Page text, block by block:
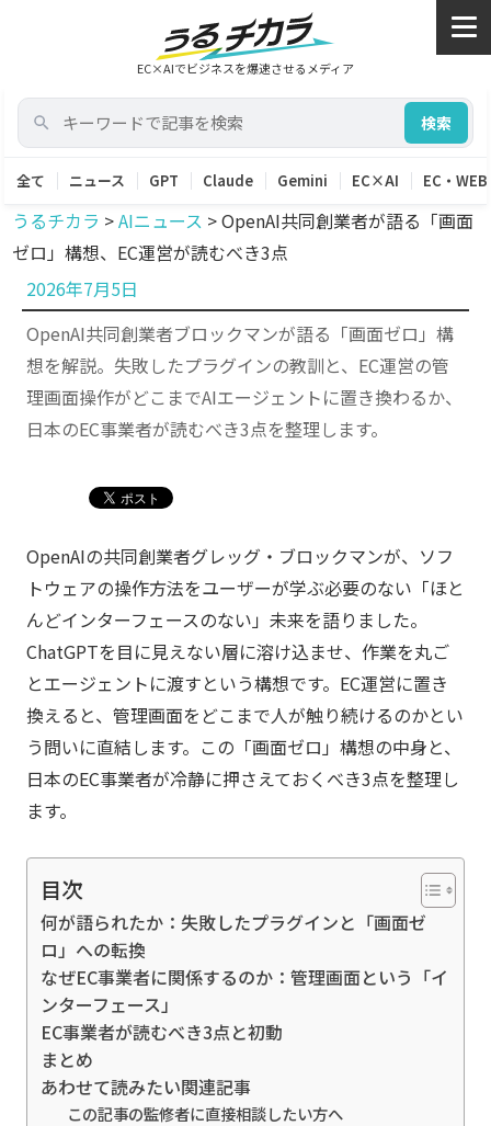
EC×AIでビジネスを爆速させるメディア
検索
全て ニュース GPT Claude Gemini EC×AI EC・WEB
うるチカラ >AIニュース >OpenAI共同創業者が語る「画面
ゼロ」構想、EC運営が読むべき3点
OpenAI共同創業者ブロックマンが語る「画面ゼロ」構
想を解説。失敗したプラグインの教訓と、EC運営の管
理画面操作がどこまでAIエージェントに置き換わるか、
日本のEC事業者が読むべき3点を整理します。
投
稿
日:
2026年7月5日
OpenAIの共同創業者グレッグ・ブロックマンが、ソフ
トウェアの操作方法をユーザーが学ぶ必要のない「ほと
んどインターフェースのない」未来を語りました。
ChatGPTを目に見えない層に溶け込ませ、作業を丸ご
とエージェントに渡すという構想です。EC運営に置き
換えると、管理画面をどこまで人が触り続けるのかとい
う問いに直結します。この「画面ゼロ」構想の中身と、
日本のEC事業者が冷静に押さえておくべき3点を整理し
ます。
目次
何が語られたか：失敗したプラグインと「画面ゼ
ロ」への転換
なぜEC事業者に関係するのか：管理画面という「イ
ンターフェース」
EC事業者が読むべき3点と初動
まとめ
あわせて読みたい関連記事
この記事の監修者に直接相談したい方へ